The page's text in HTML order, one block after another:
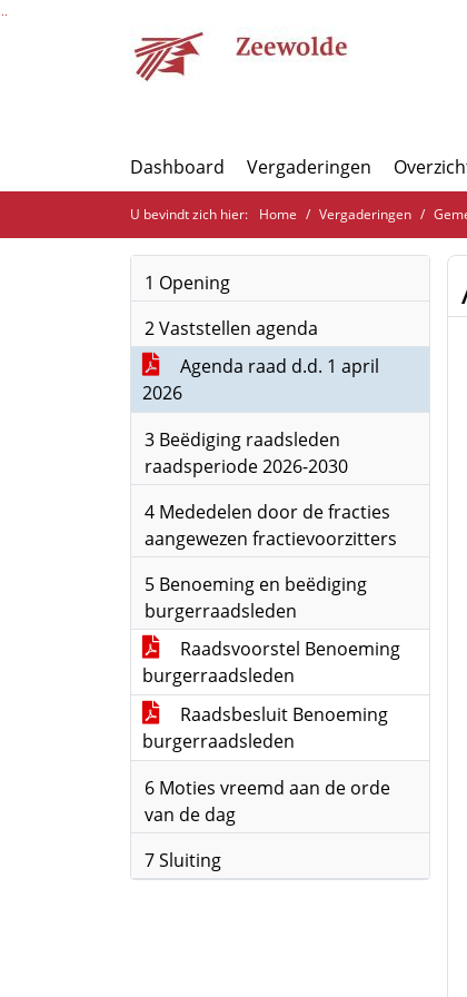
Ga naar de inhoud van deze pagina
Dashboard Vergaderingen
U bevindt zich hier: Home Vergaderingen
1 Opening
2 Vaststellen agenda
Agenda raad d.d. 1 april
2026
3 Beëdiging raadsleden
raadsperiode 2026-2030
4 Mededelen door de fracties
aangewezen fractievoorzitters
5 Benoeming en beëdiging
burgerraadsleden
Raadsvoorstel Benoeming
burgerraadsleden
Raadsbesluit Benoeming
burgerraadsleden
6 Moties vreemd aan de orde
van de dag
7 Sluiting